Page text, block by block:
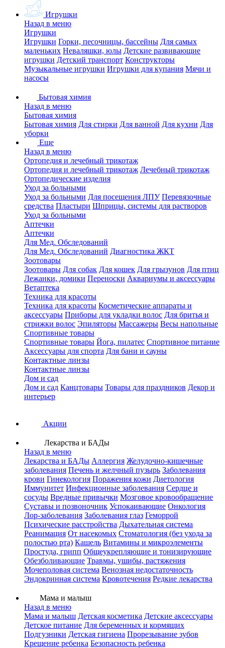
Игрушки
Назад в меню
Игрушки
Игрушки Горки, песочницы, бассейны Для самых
маленьких Неваляшки, юлы Детские развивающие
игрушки Детский транспорт Конструкторы
Музыкальные игрушки Игрушки для купания Мячи и
насосы
Бытовая химия
Назад в меню
Бытовая химия
Бытовая химия Для стирки Для ванной Для кухни Для
уборки
Еще
Назад в меню
Ортопедия и лечебный трикотаж
Ортопедия и лечебный трикотаж Лечебный трикотаж
Ортопедические изделия
Уход за больными
Уход за больными Для посещения ЛПУ Перевязочные
средства Пластыри Шприцы, системы для растворов
Уход за больными
Аптечки
Аптечки
Для Мед. Обследований
Для Мед. Обследований Диагностика ЖКТ
Зоотовары
Зоотовары Для собак Для кошек Для грызунов Для птиц
Лежанки, домики Переноски Аквариумы и аксессуары
Ветаптека
Техника для красоты
Техника для красоты Косметические аппараты и
аксессуары Приборы для укладки волос Для бритья и
стрижки волос Эпиляторы Массажеры Весы напольные
Спортивные товары
Спортивные товары Йога, пилатес Спортивное питание
Аксессуары для спорта Для бани и сауны
Контактные линзы
Контактные линзы
Дом и сад
Дом и сад Канцтовары Товары для праздников Декор и
интерьер
Акции
Лекарства и БАДы
Назад в меню
Лекарства и БАДы Аллергия Желудочно-кишечные
заболевания Печень и желчный пузырь Заболевания
крови Гинекология Поражения кожи Диетология
Иммунитет Инфекционные заболевания Сердце и
сосуды Вредные привычки Мозговое кровообращение
Суставы и позвоночник Успокаивающие Онкология
Лор-заболевания Заболевания глаз Геморрой
Психические расстройства Дыхательная система
Реанимация От насекомых Стоматология (без ухода за
полостью рта) Кашель Витамины и микроэлементы
Простуда, грипп Общеукрепляющие и тонизирующие
Обезболивающие Травмы, ушибы, растяжения
Мочеполовая система Венозная недостаточность
Эндокринная система Кровотечения Редкие лекарства
Мама и малыш
Назад в меню
Мама и малыш Детская косметика Детские аксессуары
Детское питание Для беременных и кормящих
Подгузники Детская гигиена Прорезывание зубов
Крещение ребенка Безопасность ребенка